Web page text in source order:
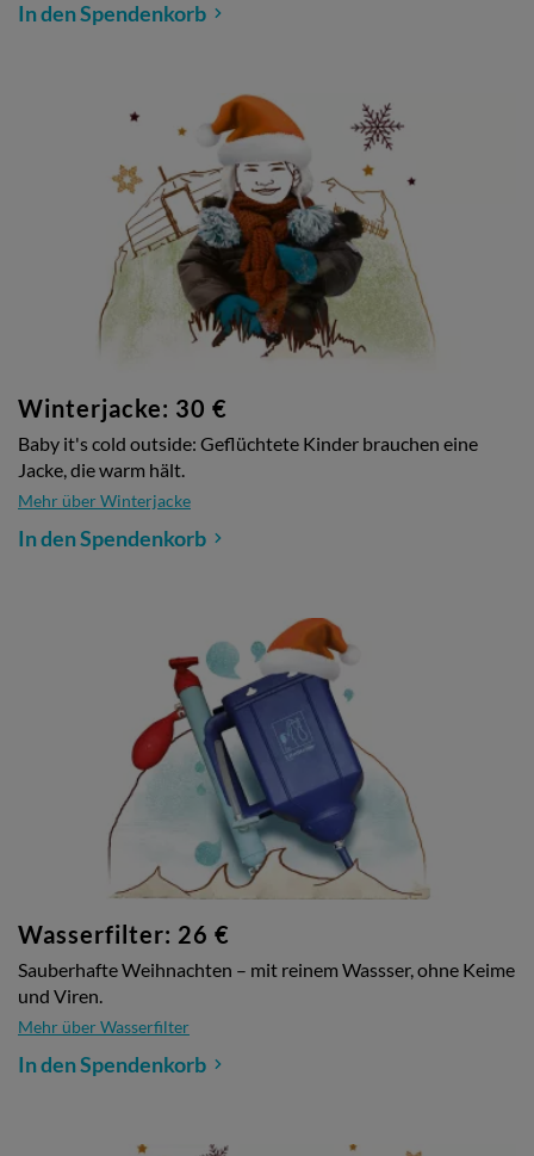
In den Spendenkorb
Winterjacke: 30 €
Baby it's cold outside: Geflüchtete Kinder brauchen eine
Jacke, die warm hält.
Mehr über Winterjacke
In den Spendenkorb
Wasserfilter: 26 €
Sauberhafte Weihnachten – mit reinem Wassser, ohne Keime
und Viren.
Mehr über Wasserfilter
In den Spendenkorb